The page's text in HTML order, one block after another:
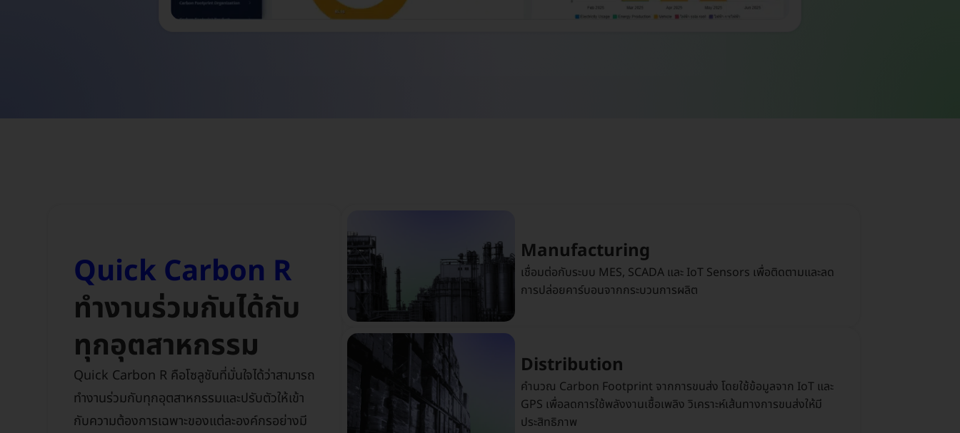
Quick Carbon R
ทำงานร่วมกันได้กับ
ทุกอุตสาหกรรม
Quick Carbon R คือโซลูชันที่มั่นใจได้ว่าสามารถ
ทำงานร่วมกับทุกอุตสาหกรรมและปรับตัวให้เข้า
กับความต้องการเฉพาะของแต่ละองค์กรอย่างมี
Manufacturing
เชื่อมต่อกับระบบ MES, SCADA และ IoT Sensors เพื่อติดตามและลด
การปล่อยคาร์บอนจากกระบวนการผลิต
Distribution
คำนวณ Carbon Footprint จากการขนส่ง โดยใช้ข้อมูลจาก IoT และ
GPS เพื่อลดการใช้พลังงานเชื้อเพลิง วิเคราะห์เส้นทางการขนส่งให้มี
ประสิทธิภาพ